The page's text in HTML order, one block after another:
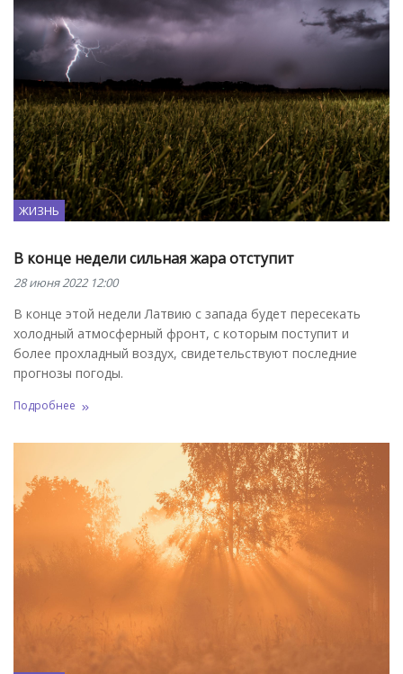
ЖИЗНЬ
В конце недели сильная жара отступит
28 июня 2022 12:00
В конце этой недели Латвию с запада будет пересекать
холодный атмосферный фронт, с которым поступит и
более прохладный воздух, свидетельствуют последние
прогнозы погоды.
Подробнее